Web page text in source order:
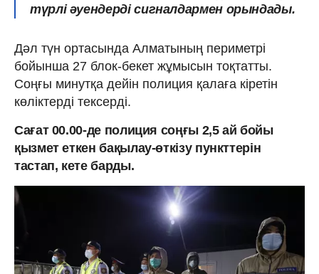
түрлі әуендерді сигналдармен орындады.
Дәл түн ортасында Алматының периметрі
бойынша 27 блок-бекет жұмысын тоқтатты.
Соңғы минутқа дейін полиция қалаға кіретін
көліктерді тексерді.
Сағат 00.00-де полиция соңғы 2,5 ай бойы
қызмет еткен бақылау-өткізу пункттерін
тастап, кете барды.